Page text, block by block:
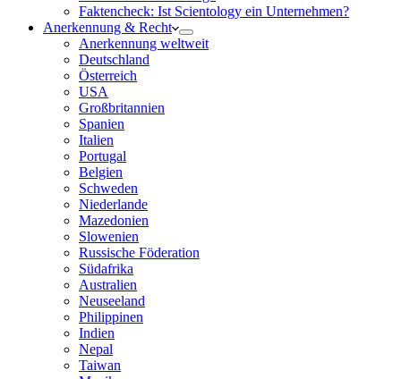
Faktencheck: Ist Scientology ein Unternehmen?
Anerkennung & Recht
Anerkennung weltweit
Deutschland
Österreich
USA
Großbritannien
Spanien
Italien
Portugal
Belgien
Schweden
Niederlande
Mazedonien
Slowenien
Russische Föderation
Südafrika
Australien
Neuseeland
Philippinen
Indien
Nepal
Taiwan